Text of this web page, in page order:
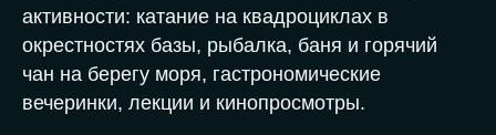
активности: катание на квадроциклах в
окрестностях базы, рыбалка, баня и горячий
чан на берегу моря, гастрономические
вечеринки, лекции и кинопросмотры.